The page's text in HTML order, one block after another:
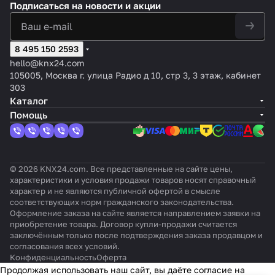
Подписаться на новости и акции
8 495 150 2593
hello@knx24.com
105005, Москва г. улица Радио д 10, стр 3, 3 этаж, кабинет
303
Каталог
Помощь
© 2026 KNX24.com. Все представленные на сайте цены,
характеристики и условия продажи товаров носят справочный
характер и не являются публичной офертой в смысле
соответствующих норм гражданского законодательства.
Оформление заказа на сайте является направлением заявки на
приобретение товара. Договор купли-продажи считается
заключённым только после подтверждения заказа продавцом и
согласования всех условий.
КонфиденциальностьОферта
Продолжая использовать наш сайт, вы даёте согласие на